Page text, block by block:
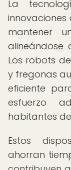
La
mantener
alineándose
Los robots
y fregonas
eficiente
esfuerzo
habitantes
Estos
ahorran